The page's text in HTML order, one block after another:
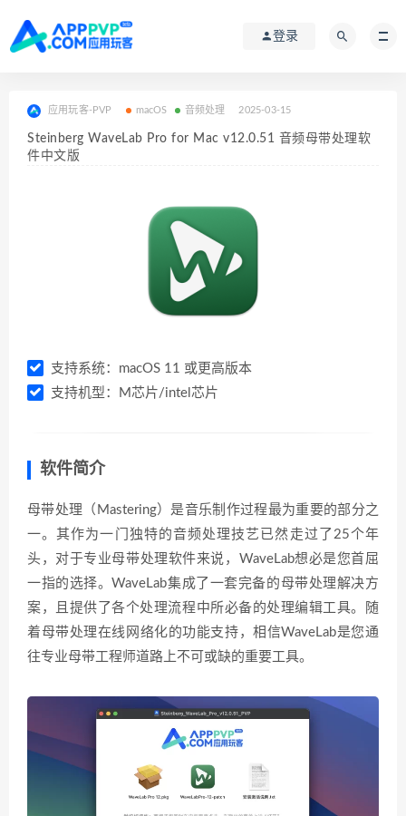
登录
应用玩客-PVP macOS 音频处理 2025-03-15
Steinberg WaveLab Pro for Mac v12.0.51 音频母带处理软
件中文版
支持系统：macOS 11 或更高版本
支持机型：M芯片/intel芯片
软件简介
母带处理（Mastering）是音乐制作过程最为重要的部分之
一。其作为一门独特的音频处理技艺已然走过了25个年
头，对于专业母带处理软件来说，WaveLab想必是您首屈
一指的选择。WaveLab集成了一套完备的母带处理解决方
案，且提供了各个处理流程中所必备的处理编辑工具。随
着母带处理在线网络化的功能支持，相信WaveLab是您通
往专业母带工程师道路上不可或缺的重要工具。